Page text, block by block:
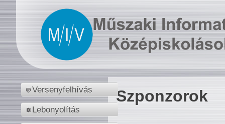
Versenyfelhívás
Lebonyolítás
Szponzorok